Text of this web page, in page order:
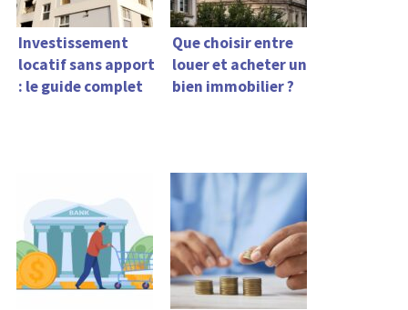
Investissement
locatif sans apport
: le guide complet
Que choisir entre
louer et acheter un
bien immobilier ?